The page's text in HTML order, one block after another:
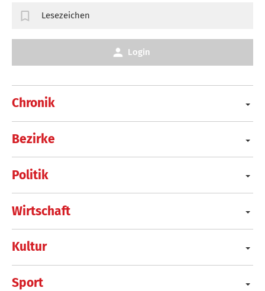
Chronik
Bezirke
Politik
Wirtschaft
Kultur
Sport
Lesezeichen
Login